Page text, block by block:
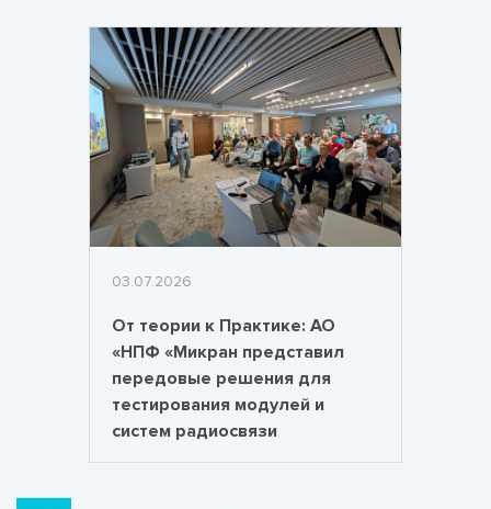
03.07.2026
От теории к Практике: АО
«НПФ «Микран представил
передовые решения для
тестирования модулей и
систем радиосвязи